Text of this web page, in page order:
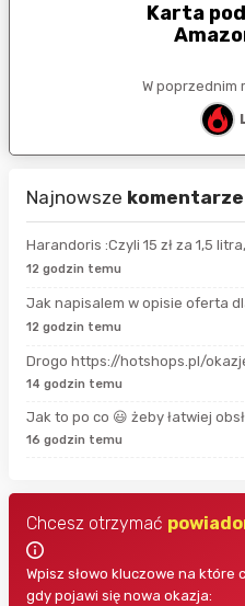
W
Najnowsze komentarze
Harandoris :Czyli 15 zł za 1,5
12 godzin temu
Jak napisalem w opisie oferta
12 godzin temu
Drogo https://hotshops.pl/
14 godzin temu
Jak to po co 😃 żeby łatwiej
16 godzin temu
Chcesz otrzymać
Wpisz słowo kluczowe na
gdy pojawi się nowa okazja: